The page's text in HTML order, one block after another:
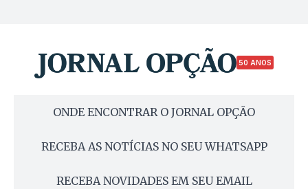
50 ANOS
ONDE ENCONTRAR O JORNAL OPÇÃO
RECEBA AS NOTÍCIAS NO SEU WHATSAPP
RECEBA NOVIDADES EM SEU EMAIL